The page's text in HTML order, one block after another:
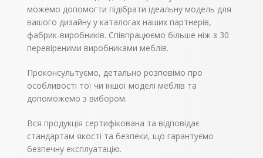
можемо допомогти підібрати ідеальну модель для
вашого дизайну у каталогах наших партнерів,
фабрик-виробників. Співпрацюємо більше ніж з 30
перевіреними виробниками меблів.
Проконсультуємо, детально розповімо про
особливості тої чи іншої моделі меблів та
допоможемо з вибором.
Вся продукція сертифікована та відповідає
стандартам якості та безпеки, що гарантуємо
безпечну експлуатацію.